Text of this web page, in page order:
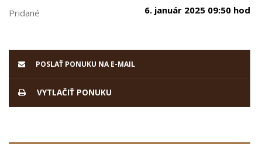
Pridané
6. január 2025 09:50 hod
POSLAŤ PONUKU NA E-MAIL
VYTLAČIŤ PONUKU